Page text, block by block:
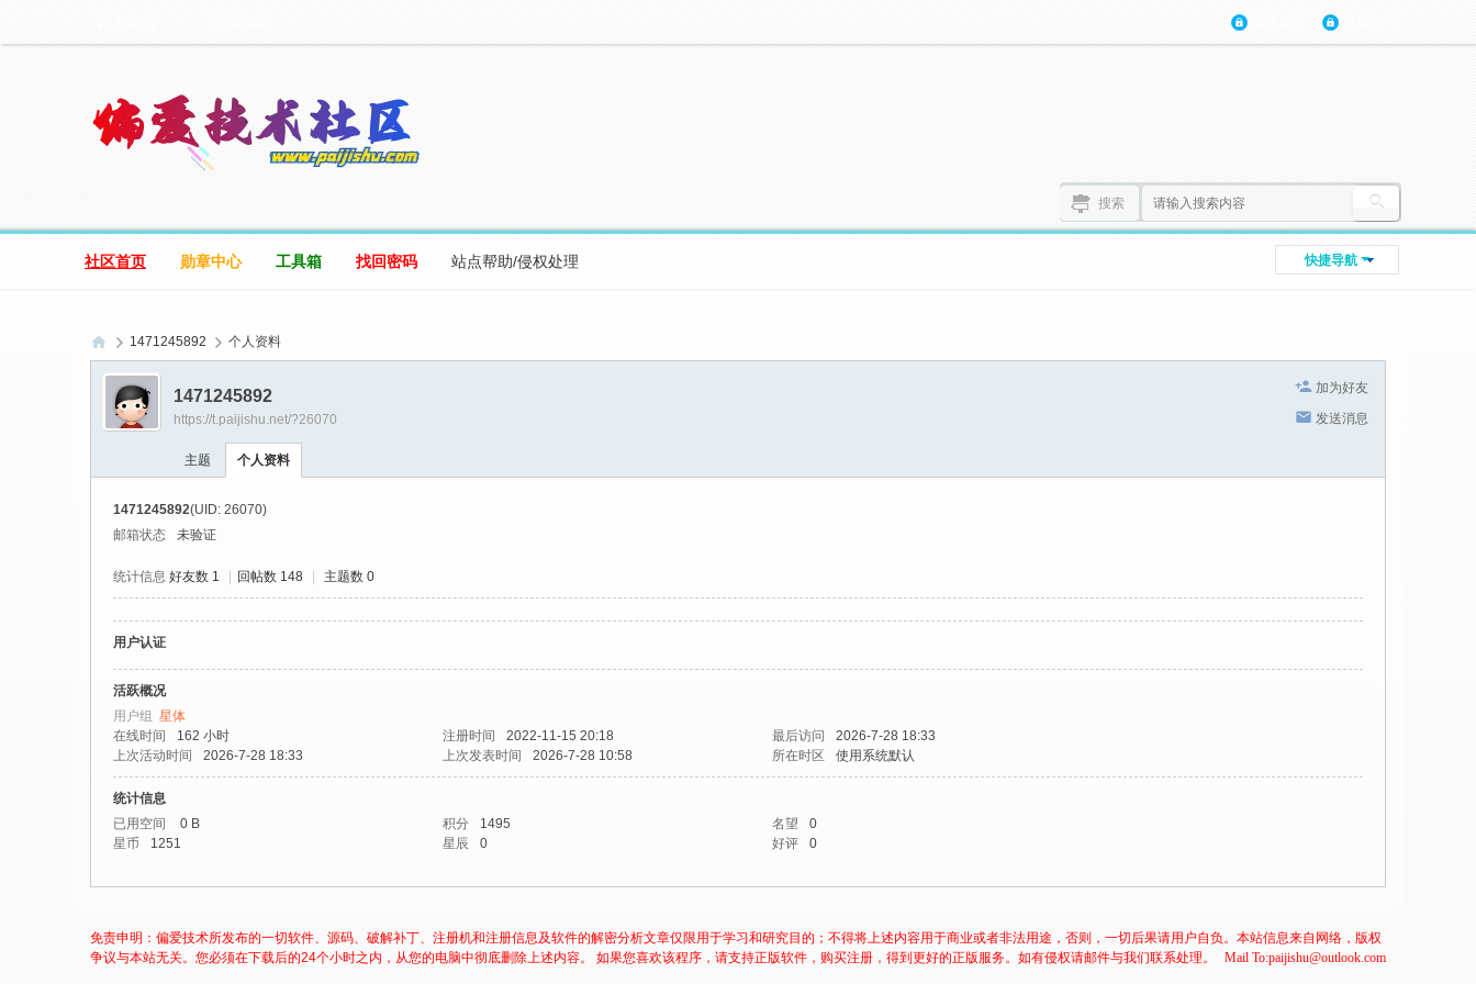
搜索
快捷导航
社区首页 勋章中心 工具箱 找回密码 站点帮助/侵权处理
偏
技
科
刀
1471245892 个人资料
加为好友
发送消息
1471245892
https://t.paijishu.net/?26070
主题 个人资料
1471245892(UID: 26070)
邮箱状态
未验证
统计信息 好友数 1 回帖数 148 主题数 0
用户认证
活跃概况
用户组 星体
在线时间
162 小时 注册时间 2022-11-15 20:18 最后访问
2026-7-28 18:33
上次活动时间
2026-7-28 18:33 上次发表时间 2026-7-28 10:58 所在时区 使用系统默认
统计信息
已用空间
0 B 积分 1495 名望
0
星币
1251 星辰 0 好评 0
免责申明：偏爱技术所发布的一切软件、源码、破解补丁、注册机和注册信息及软件的解密分析文章仅限用于学习和研究目的；不得将上述内容用于商业或者非法用途，否则，一切后果请用户自负。本站信息来自网络，版权
争议与本站无关。您必须在下载后的24个小时之内，从您的电脑中彻底删除上述内容。 如果您喜欢该程序，请支持正版软件，购买注册，得到更好的正版服务。如有侵权请邮件与我们联系处理。
Mail To:paijishu@outlook.com